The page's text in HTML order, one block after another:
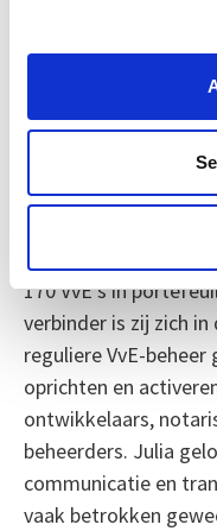
Julia van der
Directeur - Junova
170 VvE’s in
verbinder is zij zich
reguliere VvE-beheer
oprichten en
ontwikkelaars,
beheerders. Julia
communicatie en
vaak betrokken